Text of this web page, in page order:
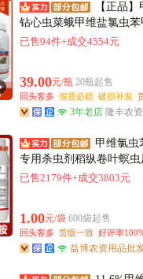
宁波市康**老板4小时前获取了报价
附近陆**老板12分钟前询价供应商
宁波市杨**老板1小时前看了商品
宁波市钱**老板24分钟前成功采购
宁波市宋**老板10小时前获取了报价
附近陈**老板6分钟前询价供应商
宁波市姜**老板7小时前询价供应商
看了商品
【正品
钻心虫菜蛾甲维盐氯虫苯
已售94件+成交4554元
39.00元/瓶 20瓶起售
回头客多 假货必赔 破损补发
3年老店 隆丰农
甲维氯虫
专用杀虫剂稻纵卷叶螟
已售2179件+成交3803元
1.00元/袋 600袋起售
回头客多 货版一致 好评率
益博农资用品批